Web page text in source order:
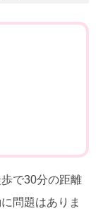
で30分の距離
問題はありま